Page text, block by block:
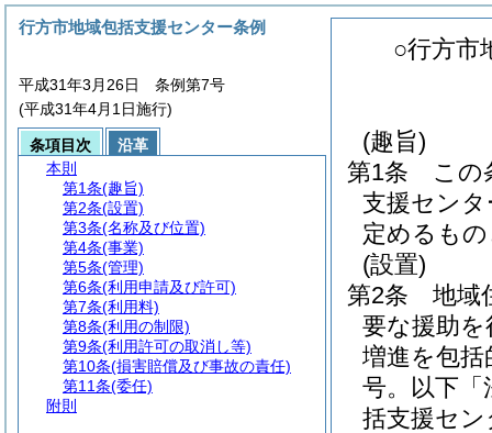
○行方市
(趣旨)
第1条
この
支援セン
定めるも
(設置)
第2条
地域
要な援助
増進を包
号。以下「
括支援セ
行方市地域包括支援センター条例
平成31年3月26日 条例第7号
(平成31年4月1日施行)
条項目次
沿革
本則
第1条(趣旨)
第2条(設置)
第3条(名称及び位置)
第4条(事業)
第5条(管理)
第6条(利用申請及び許可)
第7条(利用料)
第8条(利用の制限)
第9条(利用許可の取消し等)
第10条(損害賠償及び事故の責任)
第11条(委任)
附則